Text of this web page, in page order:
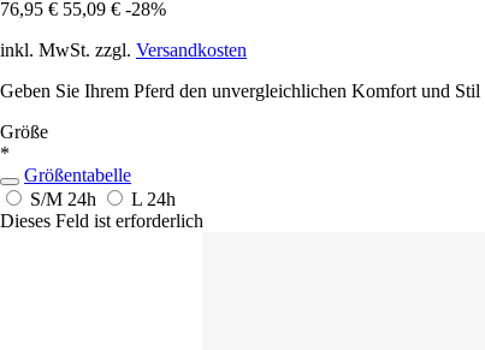
76,95 € 55,09 € -28%
inkl. MwSt. zzgl. Versandkosten
Geben Sie Ihrem Pferd den unvergleichlichen Komfort und
Größe
*
Größentabelle
S/M 24h L 24h
Dieses Feld ist erforderlich